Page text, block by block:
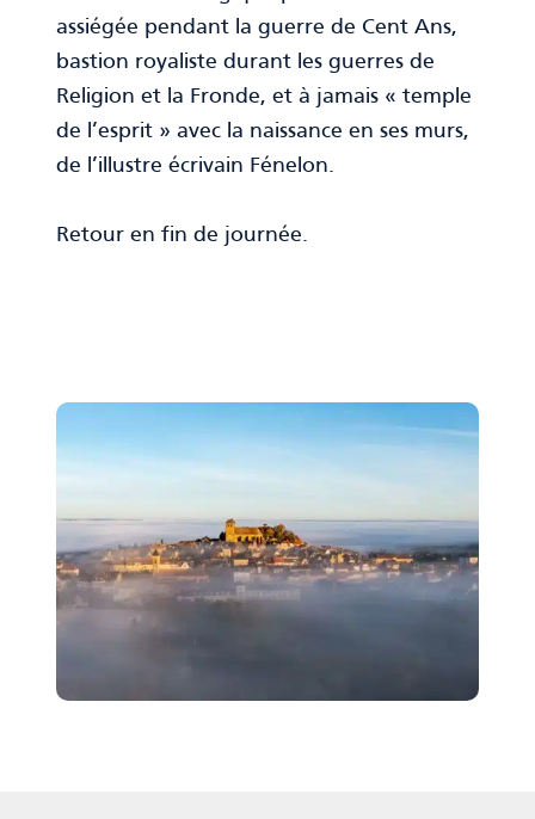
assiégée pendant la guerre de Cent Ans,
bastion royaliste durant les guerres de
Religion et la Fronde, et à jamais « temple
de l’esprit » avec la naissance en ses murs,
de l’illustre écrivain Fénelon.
Retour en fin de journée.